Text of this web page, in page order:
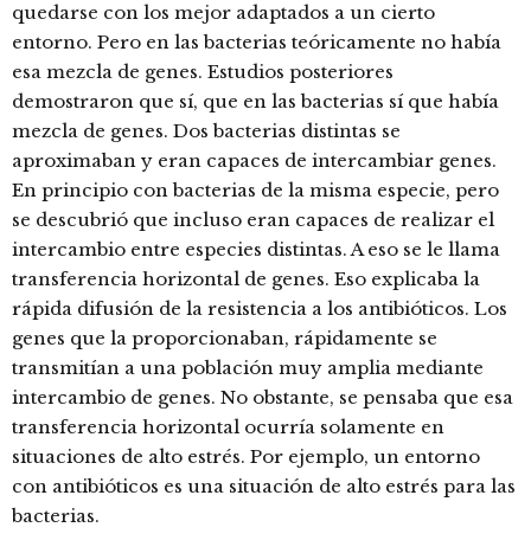
quedarse con los mejor adaptados a un cierto
entorno. Pero en las bacterias teóricamente no había
esa mezcla de genes. Estudios posteriores
demostraron que sí, que en las bacterias sí que había
mezcla de genes. Dos bacterias distintas se
aproximaban y eran capaces de intercambiar genes.
En principio con bacterias de la misma especie, pero
se descubrió que incluso eran capaces de realizar el
intercambio entre especies distintas. A eso se le llama
transferencia horizontal de genes. Eso explicaba la
rápida difusión de la resistencia a los antibióticos. Los
genes que la proporcionaban, rápidamente se
transmitían a una población muy amplia mediante
intercambio de genes. No obstante, se pensaba que esa
transferencia horizontal ocurría solamente en
situaciones de alto estrés. Por ejemplo, un entorno
con antibióticos es una situación de alto estrés para las
bacterias.